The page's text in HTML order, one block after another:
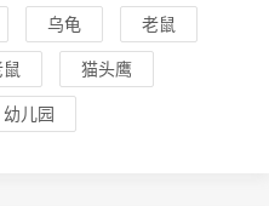
乌龟 老鼠
猫头鹰
幼儿园